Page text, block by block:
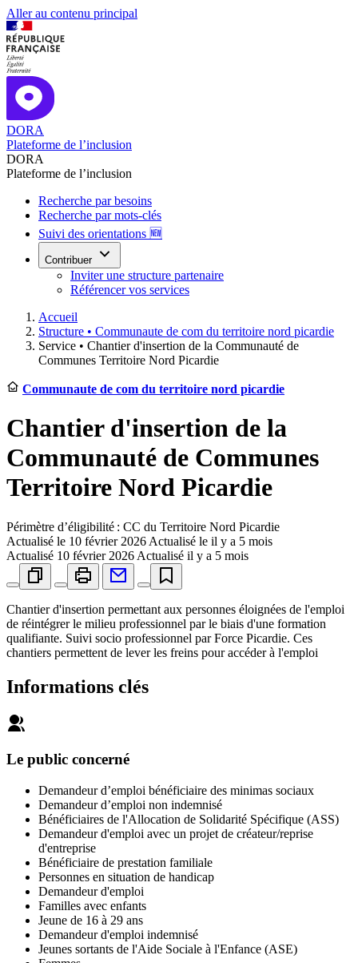
Aller au contenu principal
DORA
Plateforme de l’inclusion
DORA
Plateforme de l’inclusion
Recherche par besoins
Recherche par mots-clés
Suivi des orientations 🆕
Contribuer
Inviter une structure partenaire
Référencer vos services
Accueil
Structure • Communaute de com du territoire nord picardie
Service • Chantier d'insertion de la Communauté de
Communes Territoire Nord Picardie
Communaute de com du territoire nord picardie
Chantier d'insertion de la
Communauté de Communes
Territoire Nord Picardie
Périmètre d’éligibilité : CC du Territoire Nord Picardie
Actualisé le 10 février 2026 Actualisé le il y a 5 mois
Actualisé 10 février 2026 Actualisé il y a 5 mois
Chantier d'insertion permettant aux personnes éloignées de l'emploi
de réintégrer le milieu professionnel par le biais d'une formation
qualifiante. Suivi socio professionnel par Force Picardie. Ces
chantiers permettent de lever les freins pour accéder à l'emploi
Informations clés
Le public concerné
Demandeur d’emploi bénéficiaire des minimas sociaux
Demandeur d’emploi non indemnisé
Bénéficiaires de l'Allocation de Solidarité Spécifique (ASS)
Demandeur d'emploi avec un projet de créateur/reprise
d'entreprise
Bénéficiaire de prestation familiale
Personnes en situation de handicap
Demandeur d'emploi
Familles avec enfants
Jeune de 16 à 29 ans
Demandeur d'emploi indemnisé
Jeunes sortants de l'Aide Sociale à l'Enfance (ASE)